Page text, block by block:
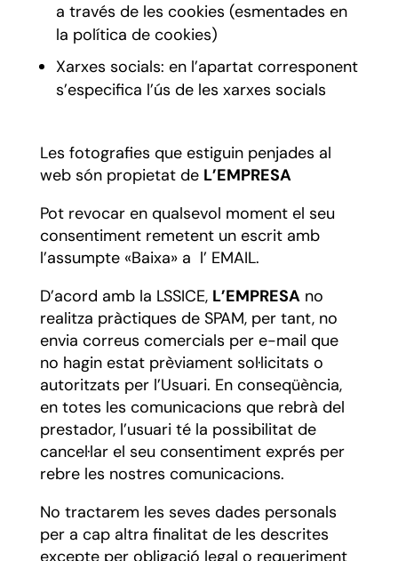
a través de les cookies (esmentades en
la política de cookies)
Xarxes socials: en l’apartat corresponent
s’especifica l’ús de les xarxes socials
Les fotografies que estiguin penjades al
web són propietat de L’EMPRESA
Pot revocar en qualsevol moment el seu
consentiment remetent un escrit amb
l’assumpte «Baixa» a l’ EMAIL.
D’acord amb la LSSICE, L’EMPRESAno
realitza pràctiques de SPAM, per tant, no
envia correus comercials per e-mail que
no hagin estat prèviament sol·licitats o
autoritzats per l’Usuari. En conseqüència,
en totes les comunicacions que rebrà del
prestador, l’usuari té la possibilitat de
cancel·lar el seu consentiment exprés per
rebre les nostres comunicacions.
No tractarem les seves dades personals
per a cap altra finalitat de les descrites
excepte per obligació legal o requeriment